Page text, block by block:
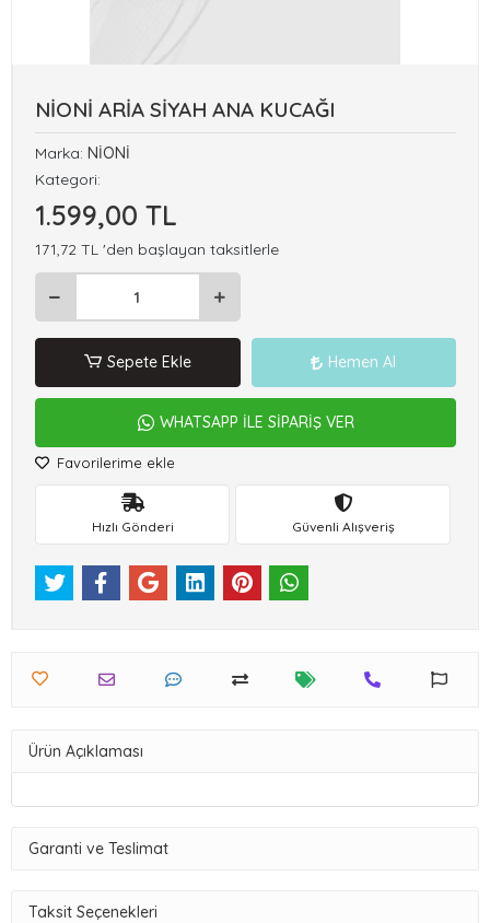
NİONİ ARİA SİYAH ANA KUCAĞI
Marka: NİONİ
Kategori:
1.599,00 TL
171,72 TL 'den başlayan taksitlerle
Sepete Ekle Hemen Al
WHATSAPP İLE SİPARİŞ VER
Favorilerime ekle
Hızlı Gönderi Güvenli Alışveriş
Ürün Açıklaması
Garanti ve Teslimat
Taksit Seçenekleri